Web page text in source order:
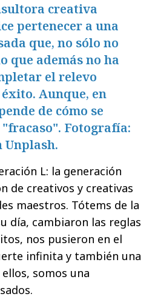
creativa
pertenecer a una
que, no sólo no
que además no ha
el relevo
Aunque, en
de cómo se
Fotografía:
Unplash.
L: la generación
de creativos y creativas
maestros. Tótems de la
día, cambiaron las reglas
nos pusieron en el
infinita y también una
somos una